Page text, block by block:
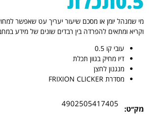
מי שמנהל יומן או מסכם שיעור יעריך עט שאפשר
וקריא ומתאים להפרדה בין רבדים שונים של מידע
עובי קו 0.5
דיו מחיק בגוון תכלת
מנגנון לחצן
מסדרת FRIXION CLICKER
מק׳׳ט:
4902505417405